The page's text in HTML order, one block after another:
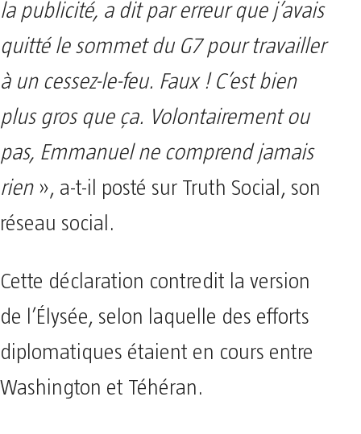
la publicité, a dit par erreur que j’avais
quitté le sommet du G7 pour travailler
à un cessez-le-feu. Faux ! C’est bien
plus gros que ça. Volontairement ou
pas, Emmanuel ne comprend jamais
rien », a-t-il posté sur Truth Social, son
réseau social.
Cette déclaration contredit la version
de l’Élysée, selon laquelle des efforts
diplomatiques étaient en cours entre
Washington et Téhéran.